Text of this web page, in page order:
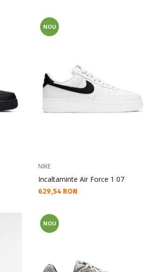
NOU
NIKE
Incaltaminte Air Force 1 07
Текуща цена:
629,54 RON
NOU